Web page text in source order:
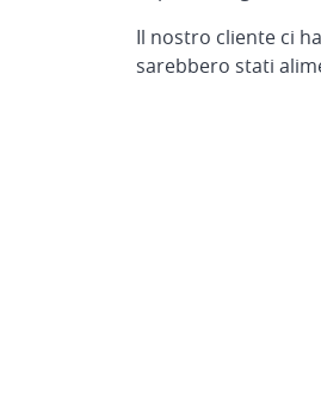
Il nostro cliente ci
sarebbero stati